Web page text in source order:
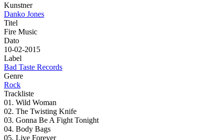
Kunstner
Danko Jones
Titel
Fire Music
Dato
10-02-2015
Label
Bad Taste Records
Genre
Rock
Trackliste
01. Wild Woman
02. The Twisting Knife
03. Gonna Be A Fight Tonight
04. Body Bags
05. Live Forever